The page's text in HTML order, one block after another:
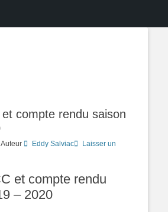
compte rendu saison
Auteur Eddy Salviac
Laisser un
et compte rendu
– 2020